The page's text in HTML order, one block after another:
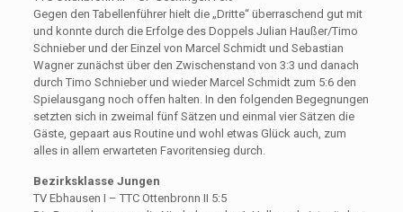
Gegen den Tabellenführer hielt die „Dritte“ überraschend gut mit
und konnte durch die Erfolge des Doppels Julian Haußer/Timo
Schnieber und der Einzel von Marcel Schmidt und Sebastian
Wagner zunächst über den Zwischenstand von 3:3 und danach
durch Timo Schnieber und wieder Marcel Schmidt zum 5:6 den
Spielausgang noch offen halten. In den folgenden Begegnungen
setzten sich in zweimal fünf Sätzen und einmal vier Sätzen die
Gäste, gepaart aus Routine und wohl etwas Glück auch, zum
alles in allem erwarteten Favoritensieg durch.
Bezirksklasse Jungen
TV Ebhausen I – TTC Ottenbronn II 5:5